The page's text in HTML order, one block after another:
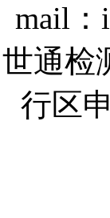
mail
世通检
行区